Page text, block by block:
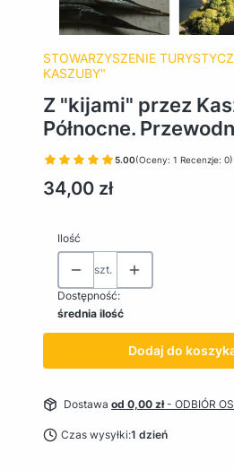
STOWARZYSZENIE
KASZUBY"
Z "kijami" przez
Północne.
5.00(Oceny: 1 Recenzje: 0)
Cena
34,00 zł
Ilość
szt.
Dostępność:
średnia ilość
Dodaj do
Dostawa od 0,00 zł- ODBIÓR
Czas wysyłki:1 dzień